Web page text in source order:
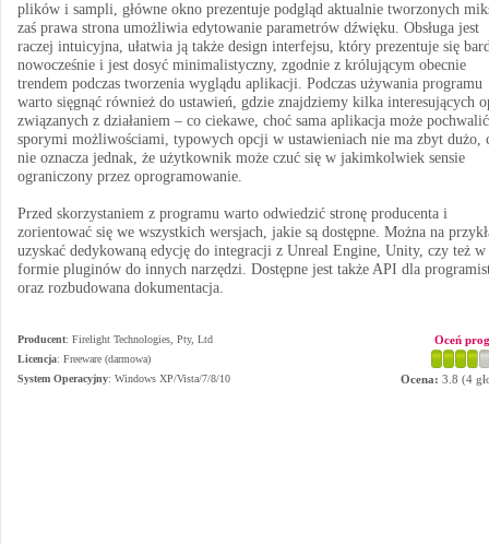
plików i sampli, główne okno prezentuje podgląd aktualnie tworzonych
zaś prawa strona umożliwia edytowanie parametrów dźwięku. Obsługa jest
raczej intuicyjna, ułatwia ją także design interfejsu, który prezentuje się
nowocześnie i jest dosyć minimalistyczny, zgodnie z królującym obecnie
trendem podczas tworzenia wyglądu aplikacji. Podczas używania programu
warto sięgnąć również do ustawień, gdzie znajdziemy kilka interesujących
związanych z działaniem – co ciekawe, choć sama aplikacja może
sporymi możliwościami, typowych opcji w ustawieniach nie ma zbyt dużo,
nie oznacza jednak, że użytkownik może czuć się w jakimkolwiek sensie
ograniczony przez oprogramowanie.
Przed skorzystaniem z programu warto odwiedzić stronę producenta i
zorientować się we wszystkich wersjach, jakie są dostępne. Można na
uzyskać dedykowaną edycję do integracji z Unreal Engine, Unity, czy też w
formie pluginów do innych narzędzi. Dostępne jest także API dla
oraz rozbudowana dokumentacja.
Producent: Firelight Technologies, Pty, Ltd
Licencja: Freeware (darmowa)
System Operacyjny: Windows XP/Vista/7/8/10
Oceń
Ocena: 3.8 (4